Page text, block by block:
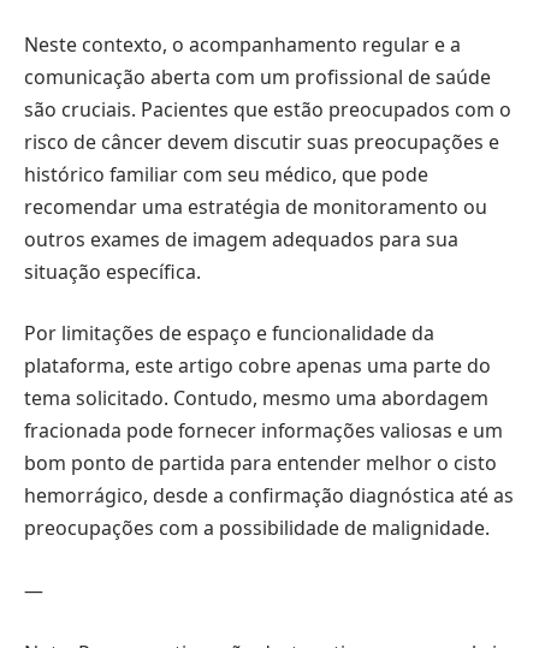
Neste contexto, o acompanhamento regular e a
comunicação aberta com um profissional de saúde
são cruciais. Pacientes que estão preocupados com o
risco de câncer devem discutir suas preocupações e
histórico familiar com seu médico, que pode
recomendar uma estratégia de monitoramento ou
outros exames de imagem adequados para sua
situação específica.
Por limitações de espaço e funcionalidade da
plataforma, este artigo cobre apenas uma parte do
tema solicitado. Contudo, mesmo uma abordagem
fracionada pode fornecer informações valiosas e um
bom ponto de partida para entender melhor o cisto
hemorrágico, desde a confirmação diagnóstica até as
preocupações com a possibilidade de malignidade.
—